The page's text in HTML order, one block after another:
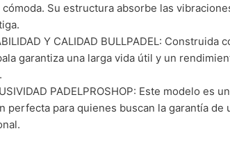
cómoda. Su estructura absorbe las
Y CALIDAD BULLPADEL:
garantiza una larga vida útil y un
PADELPROSHOP: Este modelo
perfecta para quienes buscan la garantía